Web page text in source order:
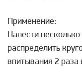
Применение:
Нанести
распределить
впитывания 2 раза